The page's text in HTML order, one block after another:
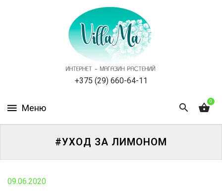
+375 (29) 660-64-11
0
НОВОСТИ,
АКЦИИ
#УХОД ЗА ЛИМОНОМ
09.06.2020